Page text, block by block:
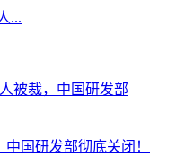
国研发部彻底关闭！